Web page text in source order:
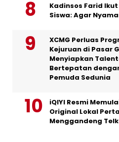
Kadinsos Farid
Siswa: Agar
XCMG Perluas
Kejuruan di Pasar
Menyiapkan
Bertepatan
Pemuda Sedunia
iQIYI Resmi
Original Lokal
Menggandeng